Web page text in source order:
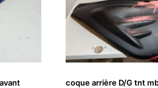
coque arrière D/G tnt